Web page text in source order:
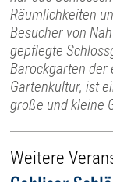
Räumlichkeiten
Besucher von
gepflegte
Barockgarten
Gartenkultur, ist
große und kleine
Weitere